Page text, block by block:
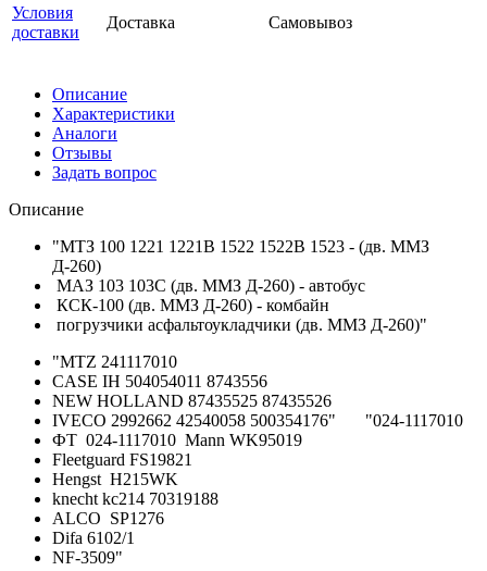
Условия
доставки
Доставка Самовывоз
Описание
Характеристики
Аналоги
Отзывы
Задать вопрос
Описание
"МТЗ 100 1221 1221В 1522 1522В 1523 - (дв. ММЗ
Д-260)
МАЗ 103 103С (дв. ММЗ Д-260) - автобус
КСК-100 (дв. ММЗ Д-260) - комбайн
погрузчики асфальтоукладчики (дв. ММЗ Д-260)"
"MTZ 241117010
CASE IH 504054011 8743556
NEW HOLLAND 87435525 87435526
IVECO 2992662 42540058 500354176"
"024-1117010
ФТ 024-1117010 Mann WK95019
Fleetguard FS19821
Hengst H215WK
knecht kc214 70319188
ALCO SP1276
Difa 6102/1
NF-3509"